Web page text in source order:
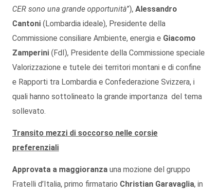
CER sono una grande opportunità”), Alessandro
Cantoni (Lombardia ideale), Presidente della
Commissione consiliare Ambiente, energia e Giacomo
Zamperini (FdI), Presidente della Commissione speciale
Valorizzazione e tutele dei territori montani e di confine
e Rapporti tra Lombardia e Confederazione Svizzera, i
quali hanno sottolineato la grande importanza del tema
sollevato.
Transito mezzi di soccorso nelle corsie
preferenziali
Approvata a maggioranza una mozione del gruppo
Fratelli d’Italia, primo firmatario Christian Garavaglia, in